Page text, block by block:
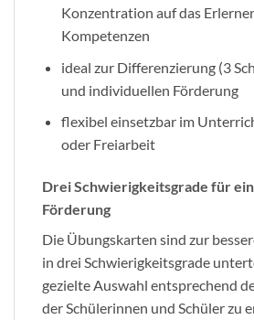
Konzentration auf das
Kompetenzen
ideal zur Differenzierung (3
und individuellen Förderung
flexibel einsetzbar im
oder Freiarbeit
Drei Schwierigkeitsgrade für
Förderung
Die Übungskarten sind zur
in drei Schwierigkeitsgrade
gezielte Auswahl entsprechend
der Schülerinnen und Schüler zu